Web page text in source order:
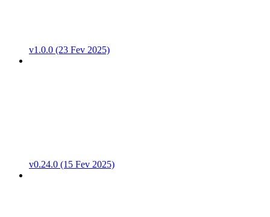
v1.0.0 (23 Fev 2025)
v0.24.0 (15 Fev 2025)